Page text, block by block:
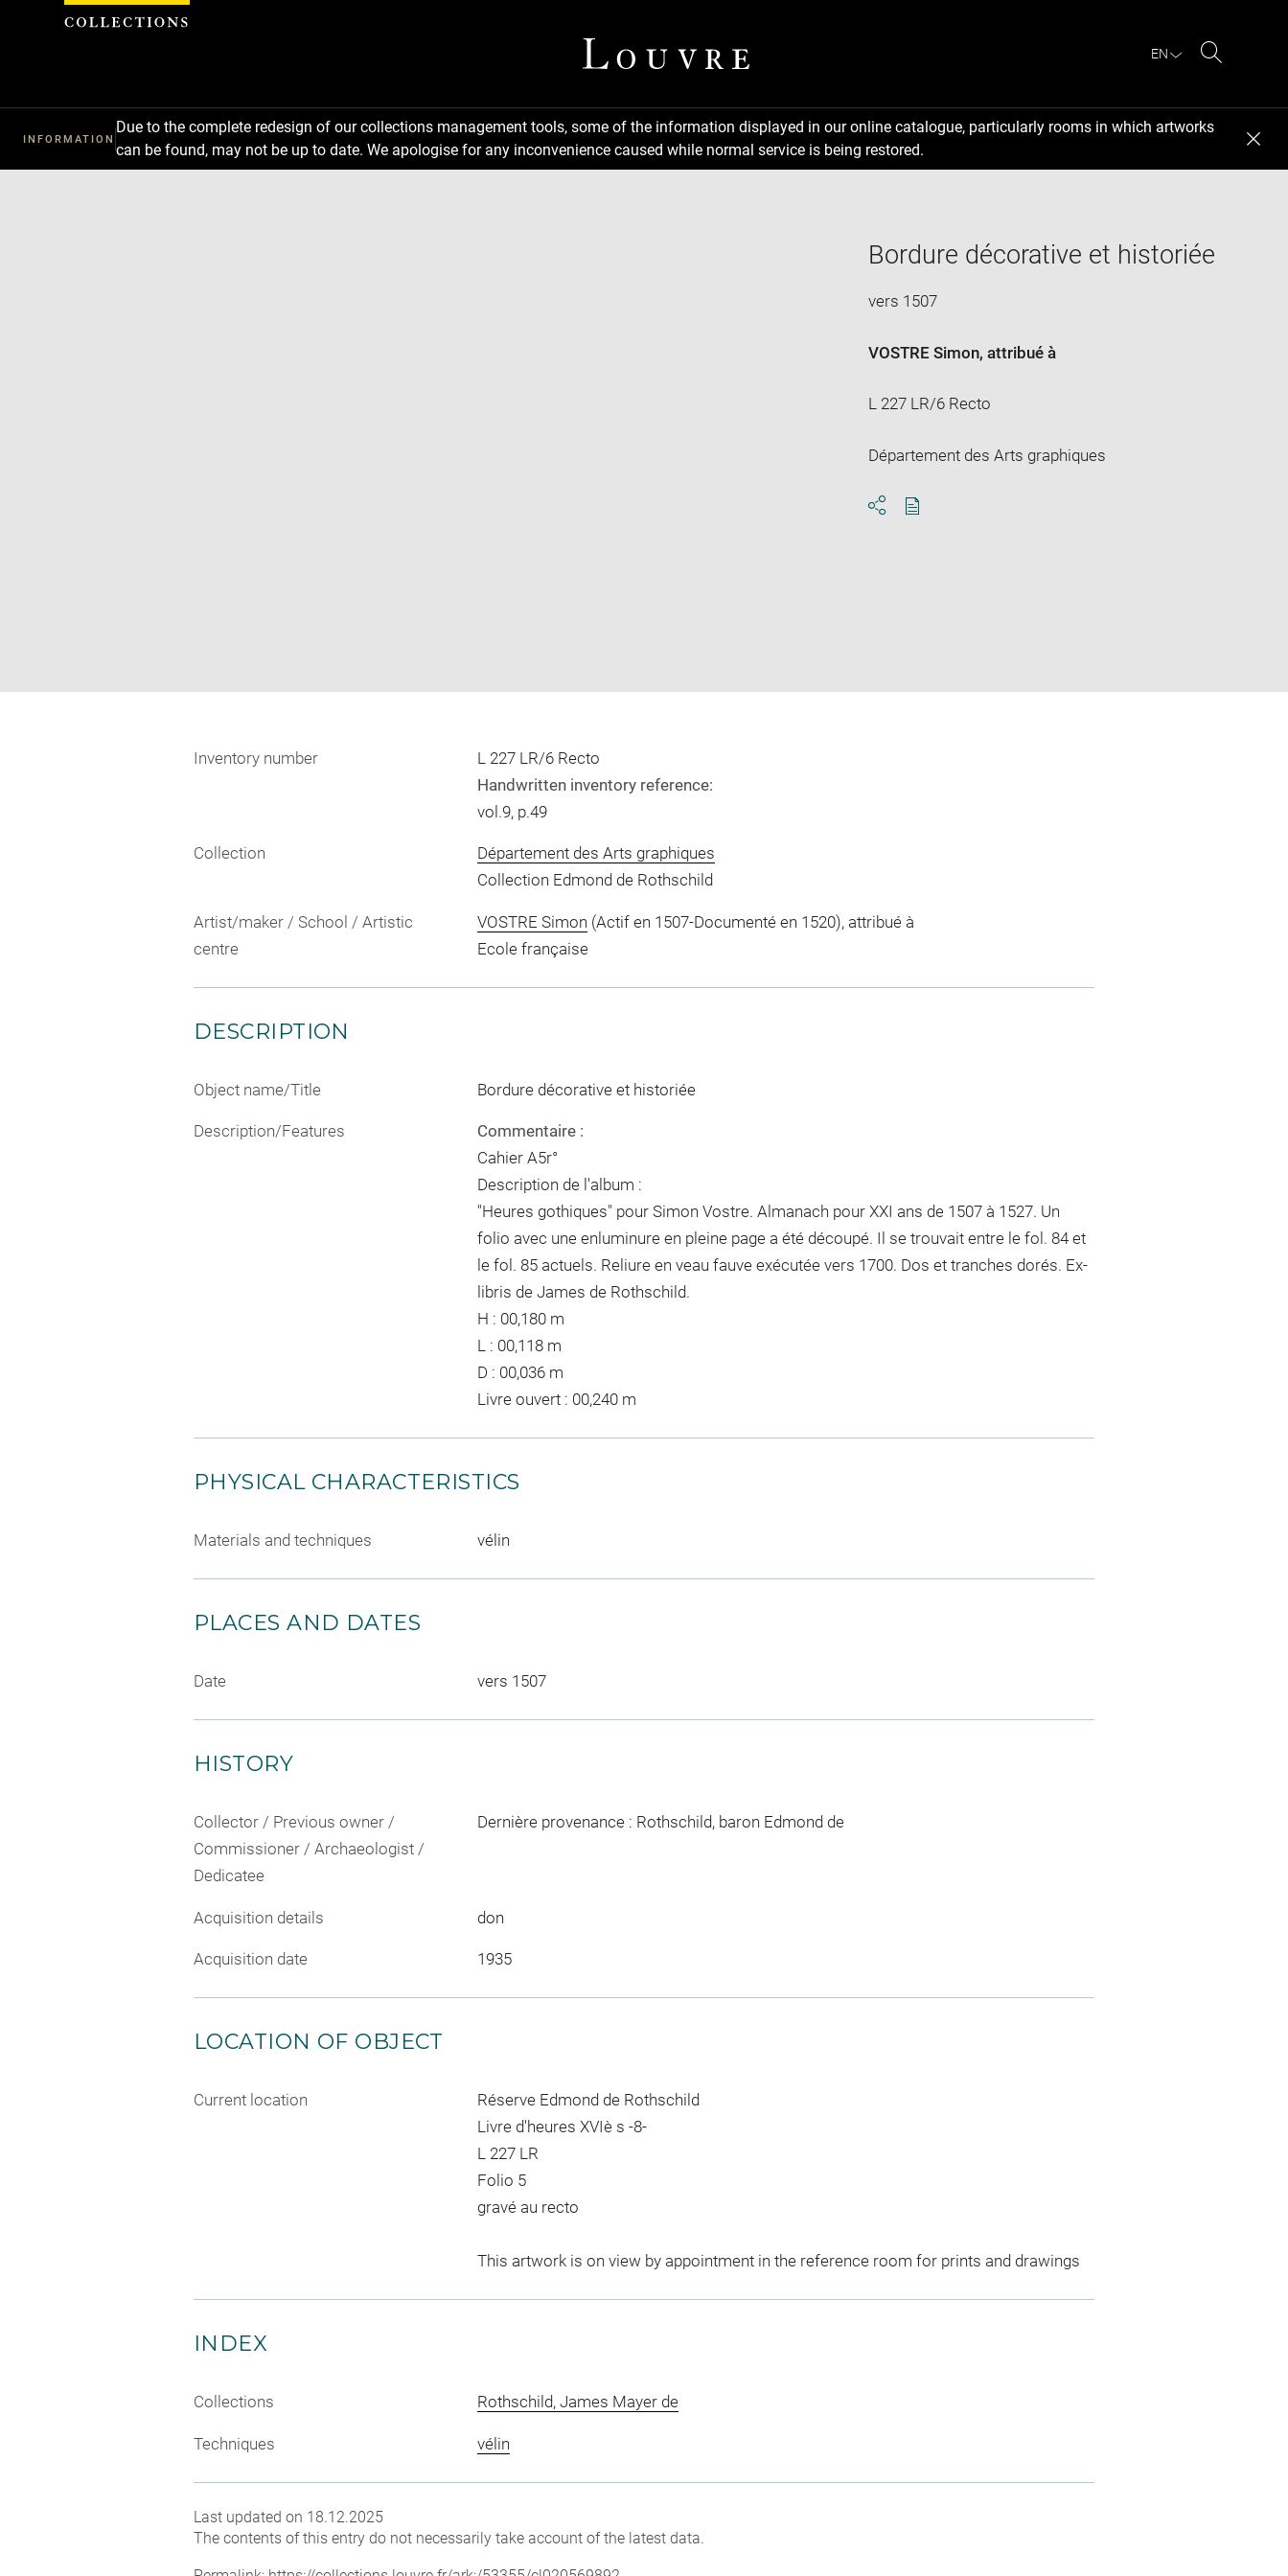
EN
INFORMATION
Due to the complete redesign of our collections management tools, some of the information displayed in our online catalogue, particularly rooms in which artworks
can be found, may not be up to date. We apologise for any inconvenience caused while normal service is being restored.
in
Bordure décorative et historiée
vers 1507
VOSTRE Simon, attribué à
L 227 LR/6 Recto
Département des Arts graphiques
Inventory number
L 227 LR/6 Recto
Handwritten inventory reference:
vol.9, p.49
Collection
Département des Arts graphiques
Collection Edmond de Rothschild
Artist/maker / School / Artistic
centre
VOSTRE Simon (Actif en 1507-Documenté en 1520), attribué à
Ecole française
DESCRIPTION
Object name/Title Bordure décorative et historiée
Description/Features
Commentaire :
Cahier A5r°
Description de l'album :
"Heures gothiques" pour Simon Vostre. Almanach pour XXI ans de 1507 à 1527. Un
folio avec une enluminure en pleine page a été découpé. Il se trouvait entre le fol. 84 et
le fol. 85 actuels. Reliure en veau fauve exécutée vers 1700. Dos et tranches dorés. Ex-
libris de James de Rothschild.
H : 00,180 m
L : 00,118 m
D : 00,036 m
Livre ouvert : 00,240 m
PHYSICAL CHARACTERISTICS
Materials and techniques vélin
PLACES AND DATES
Date vers 1507
HISTORY
Collector / Previous owner /
Commissioner / Archaeologist /
Dedicatee
Dernière provenance : Rothschild, baron Edmond de
Acquisition details don
Acquisition date 1935
LOCATION OF OBJECT
Current location
Réserve Edmond de Rothschild
Livre d'heures XVIè s -8-
L 227 LR
Folio 5
gravé au recto
This artwork is on view by appointment in the reference room for prints and drawings
INDEX
Collections Rothschild, James Mayer de
Techniques vélin
Last updated on 18.12.2025
The contents of this entry do not necessarily take account of the latest data.
Cookies management panel